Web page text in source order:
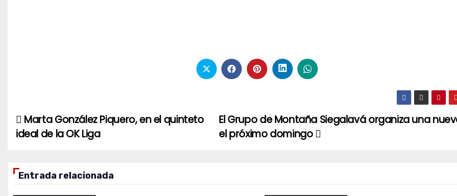
Navegación
de
entradas
El Grupo de Montaña Siegalavá organiza una
el próximo domingo
Marta González Piquero, en el quinteto
ideal de la OK Liga
Entrada relacionada